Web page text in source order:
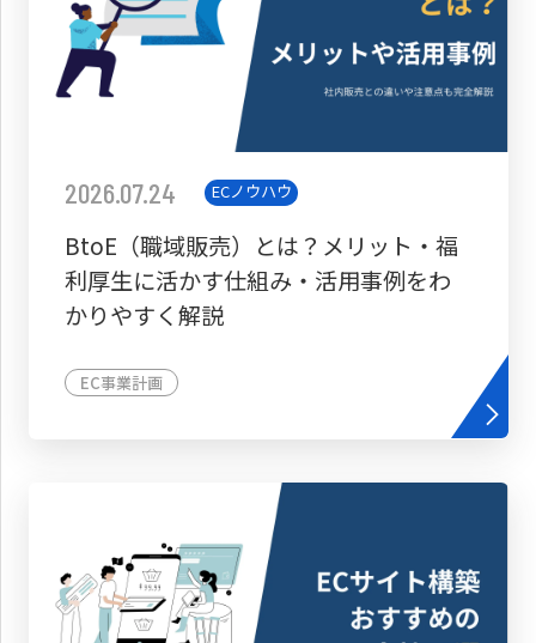
2026.07.24 ECノウハウ
BtoE（職域販売）とは？メリット・福
利厚生に活かす仕組み・活用事例をわ
かりやすく解説
EC事業計画